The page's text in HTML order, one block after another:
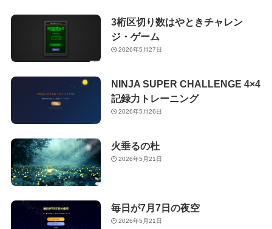
3桁区切り数はやときチャレン
ジ・ゲーム
2026年5月27日
NINJA SUPER CHALLENGE 4×4
記録力トレーニング
2026年5月26日
火垂るの杜
2026年5月21日
毎日が7月7日の夜空
2026年5月21日